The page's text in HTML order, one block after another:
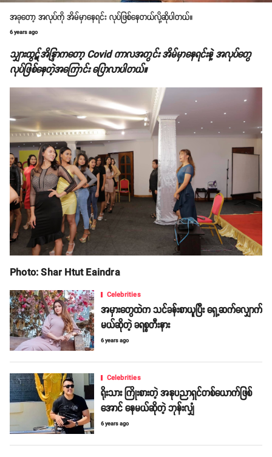
အခုတော့ အလုပ်ကို အိမ်မှာနေရင်း လုပ်ဖြစ်နေတယ်လို့ဆိုပါတယ်။
6 years ago
သျှားထွဋ်အိန္ဒြာကတော့ Covid ကာလအတွင်း အိမ်မှာနေရင်းနဲ့ အလုပ်တွေ
လုပ်ဖြစ်နေတဲ့အကြောင်း ပြောလာပါတယ်။
Photo: Shar Htut Eaindra
Celebrities
အမှားတွေထဲက သင်ခန်းစာယူပြီး ရှေ့ဆက်လျှောက်
မယ်ဆိုတဲ့ ခရစ္စတီးနား
6 years ago
Celebrities
ရိုးသား ကြိုးစားတဲ့ အနုပညာရှင်တစ်ယောက်ဖြစ်
အောင် နေမယ်ဆိုတဲ့ ဘုန်းလျှံ
6 years ago